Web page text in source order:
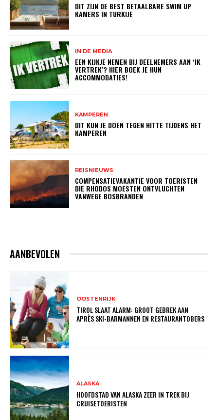
DIT ZIJN DE BEST BETAALBARE SWIM UP
KAMERS IN TURKIJE
IN DE MEDIA
EEN KIJKJE NEMEN BIJ DEELNEMERS AAN ‘IK
VERTREK’? HIER BOEK JE HUN
ACCOMMODATIES!
KAMPEREN
DIT KUN JE DOEN TEGEN HITTE TIJDENS HET
KAMPEREN
REISNIEUWS
COMPENSATIEVAKANTIE VOOR TOERISTEN
DIE RHODOS MOESTEN ONTVLUCHTEN
VANWEGE BOSBRANDEN
AANBEVOLEN
OOSTENRIJK
TIROL SLAAT ALARM: GROOT GEBREK AAN
APRÈS SKI-BARMANNEN EN RESTAURANTOBERS
ALASKA
HOOFDSTAD VAN ALASKA ZEER IN TREK BIJ
CRUISETOERISTEN